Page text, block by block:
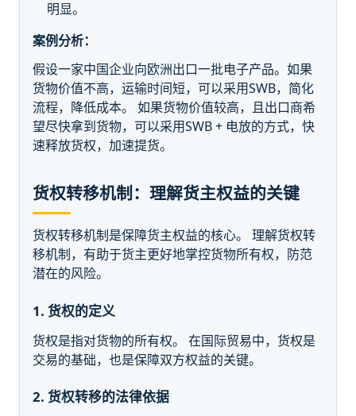
明显。
案例分析：
假设一家中国企业向欧洲出口一批电子产品。如果
货物价值不高，运输时间短，可以采用SWB，简化
流程，降低成本。 如果货物价值较高，且出口商希
望尽快拿到货物，可以采用SWB + 电放的方式，快
速释放货权，加速提货。
货权转移机制：理解货主权益的关键
货权转移机制是保障货主权益的核心。 理解货权转
移机制，有助于货主更好地掌控货物所有权，防范
潜在的风险。
1. 货权的定义
货权是指对货物的所有权。 在国际贸易中，货权是
交易的基础，也是保障双方权益的关键。
2. 货权转移的法律依据